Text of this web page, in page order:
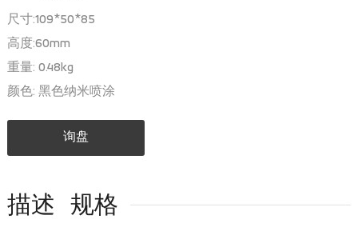
尺寸:109*50*85
高度:60mm
重量: 0.48kg
颜色: 黑色纳米喷涂
询盘
描述 规格